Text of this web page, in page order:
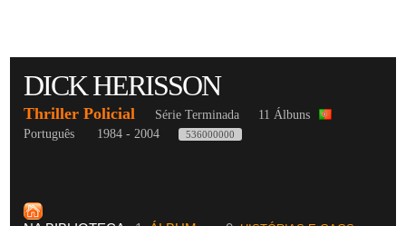
DICK HERISSON
Thriller Policial Série Terminada
11 Álbuns
Português
1984 - 2004 536000000